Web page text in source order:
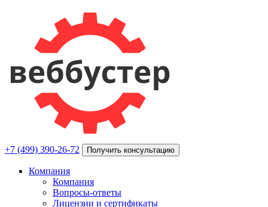
+7 (499) 390-26-72 Получить консультацию
Компания
Компания
Вопросы-ответы
Лицензии и сертификаты